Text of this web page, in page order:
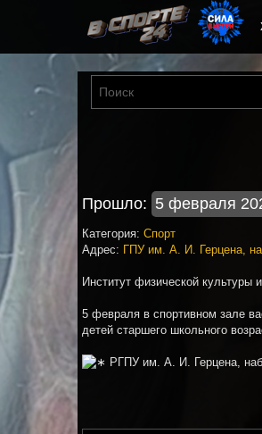
Прошло: 5 февраля
Категория: Спорт
Адрес: ГПУ им. А. И. Герцена,
Институт физической культуры
5 февраля в спортивном зале
детей старшего школьного
РГПУ им. А. И. Герцена,